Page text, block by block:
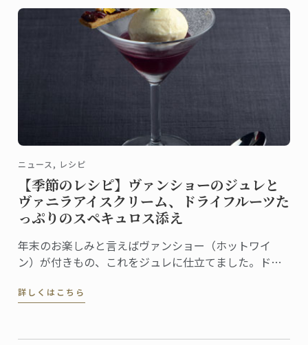
ニュース, レシピ
【季節のレシピ】ヴァンショーのジュレと
ヴァニラアイスクリーム、ドライフルーツた
っぷりのスペキュロス添え
年末のお楽しみと言えばヴァンショー（ホットワイ
ン）が付きもの、これをジュレに仕立てました。ドラ
クリームを添えれば、お祭り気分を盛り上げる簡単デ
詳しくはこちら